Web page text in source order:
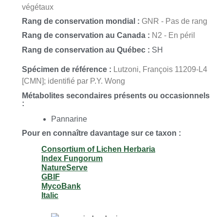
végétaux
Rang de conservation mondial : GNR - Pas de rang
Rang de conservation au Canada : N2 - En péril
Rang de conservation au Québec : SH
Spécimen de référence : Lutzoni, François 11209-L4
[CMN]; identifié par P.Y. Wong
Métabolites secondaires présents ou occasionnels
:
Pannarine
Pour en connaître davantage sur ce taxon :
Consortium of Lichen Herbaria
Index Fungorum
NatureServe
GBIF
MycoBank
Italic